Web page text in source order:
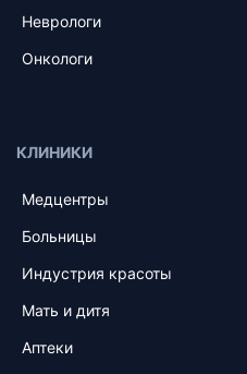
Неврологи
Онкологи
КЛИНИКИ
Медцентры
Больницы
Индустрия красоты
Мать и дитя
Аптеки